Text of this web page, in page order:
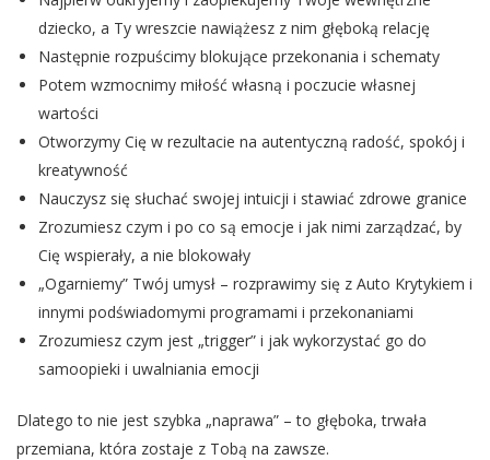
dziecko, a Ty wreszcie nawiążesz z nim głęboką relację
Następnie rozpuścimy blokujące przekonania i schematy
Potem wzmocnimy miłość własną i poczucie własnej
wartości
Otworzymy Cię w rezultacie na autentyczną radość, spokój i
kreatywność
Nauczysz się słuchać swojej intuicji i stawiać zdrowe granice
Zrozumiesz czym i po co są emocje i jak nimi zarządzać, by
Cię wspierały, a nie blokowały
„Ogarniemy” Twój umysł – rozprawimy się z Auto Krytykiem i
innymi podświadomymi programami i przekonaniami
Zrozumiesz czym jest „trigger” i jak wykorzystać go do
samoopieki i uwalniania emocji
Dlatego to nie jest szybka „naprawa” – to głęboka, trwała
przemiana, która zostaje z Tobą na zawsze.